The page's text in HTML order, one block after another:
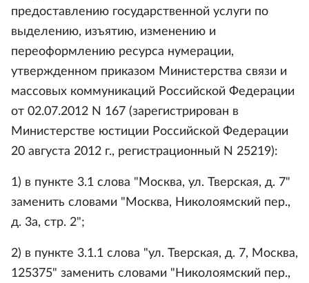
предоставлению государственной услуги по
выделению, изъятию, изменению и
переоформлению ресурса нумерации,
утвержденном приказом Министерства связи и
массовых коммуникаций Российской Федерации
от 02.07.2012 N 167 (зарегистрирован в
Министерстве юстиции Российской Федерации
20 августа 2012 г., регистрационный N 25219):
1) в пункте 3.1 слова "Москва, ул. Тверская, д. 7"
заменить словами "Москва, Николоямский пер.,
д. 3а, стр. 2";
2) в пункте 3.1.1 слова "ул. Тверская, д. 7, Москва,
125375" заменить словами "Николоямский пер.,